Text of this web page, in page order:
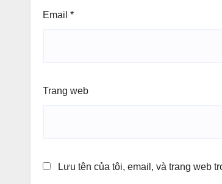
Email *
Trang web
Lưu tên của tôi, email, và trang web